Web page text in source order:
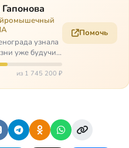
узнала
уже будучи в
возрасте. Ей
к
из 1 745 200 ₽
Помочь